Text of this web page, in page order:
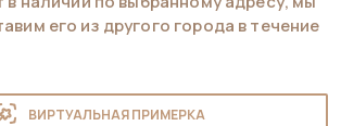
его из другого города в течение
ВИРТУАЛЬНАЯ ПРИМЕРКА